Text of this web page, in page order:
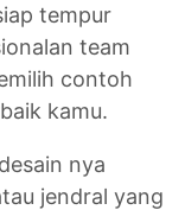
tempur
team
contoh
kamu.
nya
jendral yang